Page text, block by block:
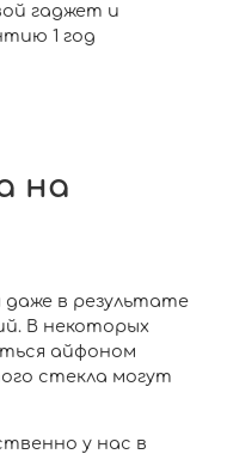
гаджет и
1 год
на
в результате
В некоторых
айфоном
стекла могут
у нас в